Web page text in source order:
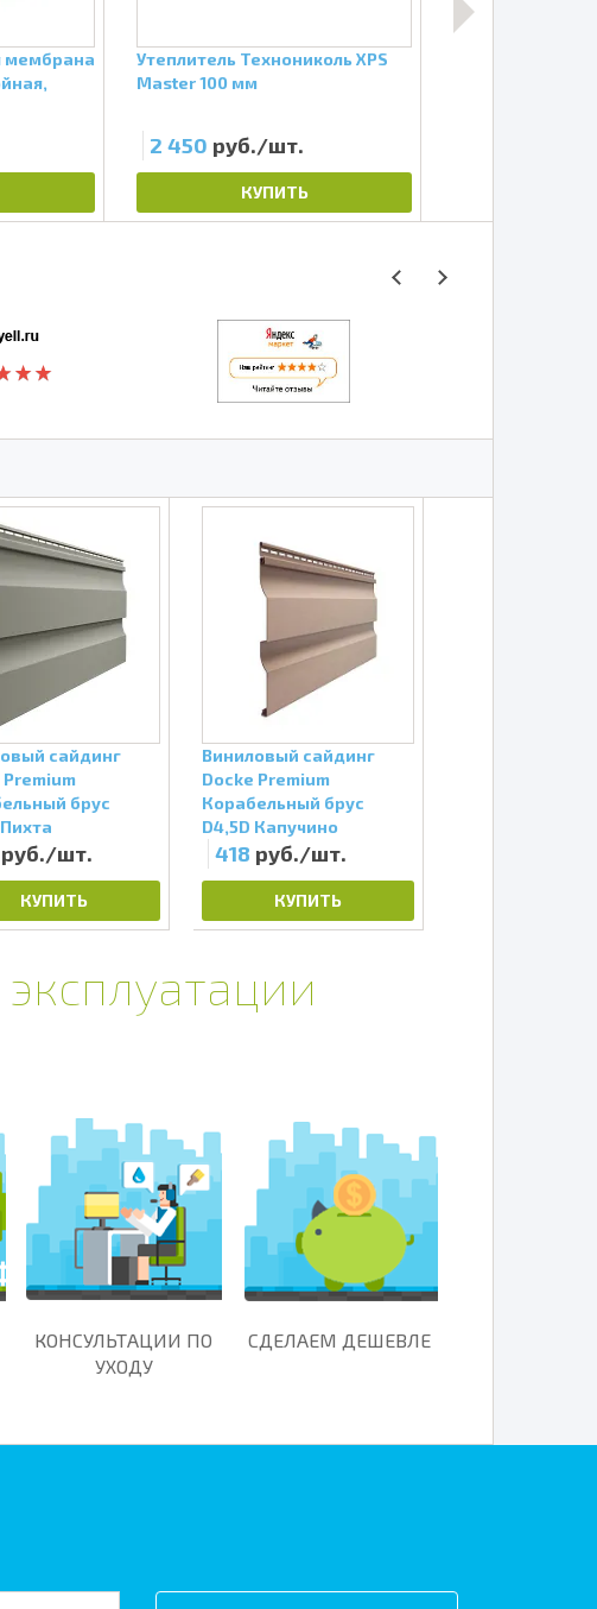
мембрана
Утеплитель Технониколь XPS
Master 100 мм
2 450 руб./шт.
КУПИТЬ
сайдинг
Premium
брус
руб./шт.
КУПИТЬ
Виниловый сайдинг
Docke Premium
Корабельный брус
D4,5D Капучино
418 руб./шт.
КУПИТЬ
КОНСУЛЬТАЦИИ ПО
УХОДУ
СДЕЛАЕМ ДЕШЕВЛЕ